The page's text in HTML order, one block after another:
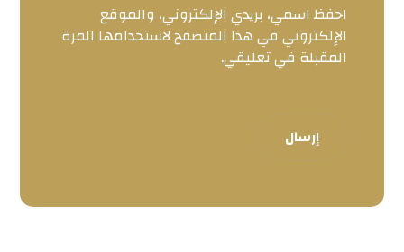
احفظ اسمي، بريدي الإلكتروني، والموقع
الإلكتروني في هذا المتصفح لاستخدامها المرة
المقبلة في تعليقي.
إرسال